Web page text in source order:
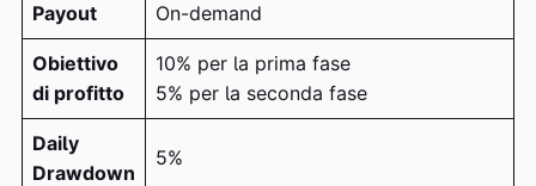
Payout On-demand
Obiettivo
di profitto
10% per la prima fase
5% per la seconda fase
Daily
Drawdown
5%